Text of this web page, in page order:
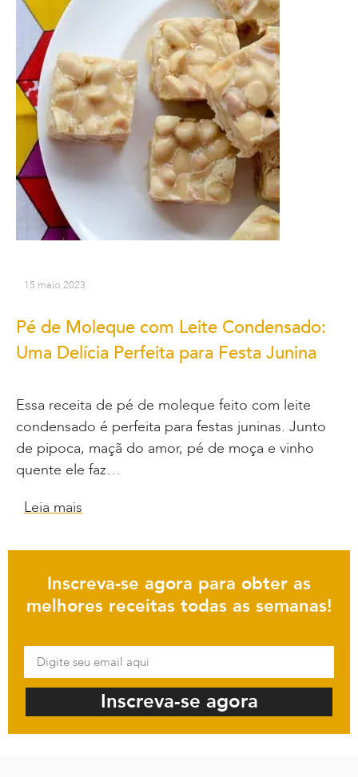
15 maio 2023
Pé de Moleque com Leite Condensado:
Uma Delícia Perfeita para Festa Junina
Essa receita de pé de moleque feito com leite
condensado é perfeita para festas juninas. Junto
de pipoca, maçã do amor, pé de moça e vinho
quente ele faz…
Leia mais
Inscreva-se agora para obter as
melhores receitas todas as semanas!
Inscreva-se agora